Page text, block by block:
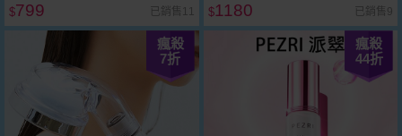
$799 已銷售11 $1180 已銷售9
瘋殺
7折
瘋殺
44折